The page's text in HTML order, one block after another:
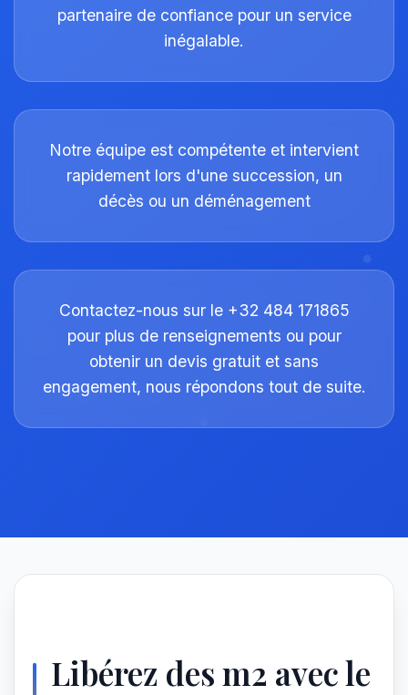
partenaire de confiance pour un service
inégalable.
Notre équipe est compétente et intervient
rapidement lors d'une succession, un
décès ou un déménagement
Contactez-nous sur le +32 484 171865
pour plus de renseignements ou pour
obtenir un devis gratuit et sans
engagement, nous répondons tout de suite.
Libérez des m2 avec le